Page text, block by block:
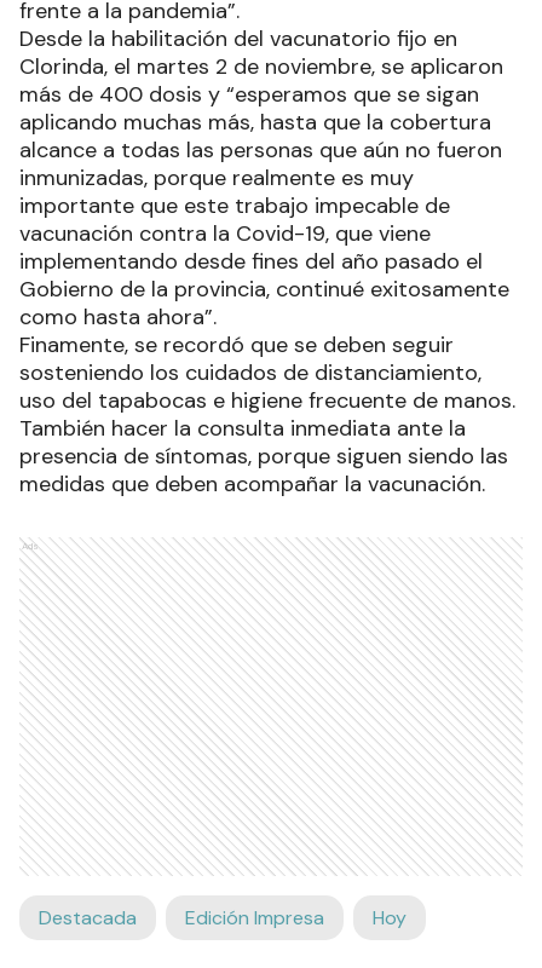
frente a la pandemia”.
Desde la habilitación del vacunatorio fijo en
Clorinda, el martes 2 de noviembre, se aplicaron
más de 400 dosis y “esperamos que se sigan
aplicando muchas más, hasta que la cobertura
alcance a todas las personas que aún no fueron
inmunizadas, porque realmente es muy
importante que este trabajo impecable de
vacunación contra la Covid-19, que viene
implementando desde fines del año pasado el
Gobierno de la provincia, continué exitosamente
como hasta ahora”.
Finamente, se recordó que se deben seguir
sosteniendo los cuidados de distanciamiento,
uso del tapabocas e higiene frecuente de manos.
También hacer la consulta inmediata ante la
presencia de síntomas, porque siguen siendo las
medidas que deben acompañar la vacunación.
Ads
Destacada Edición Impresa Hoy